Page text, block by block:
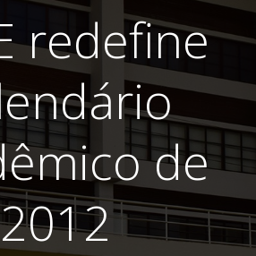
redefine
de
2012